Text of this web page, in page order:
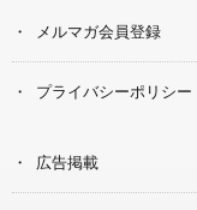
メルマガ会員登録
プライバシーポリシー
広告掲載